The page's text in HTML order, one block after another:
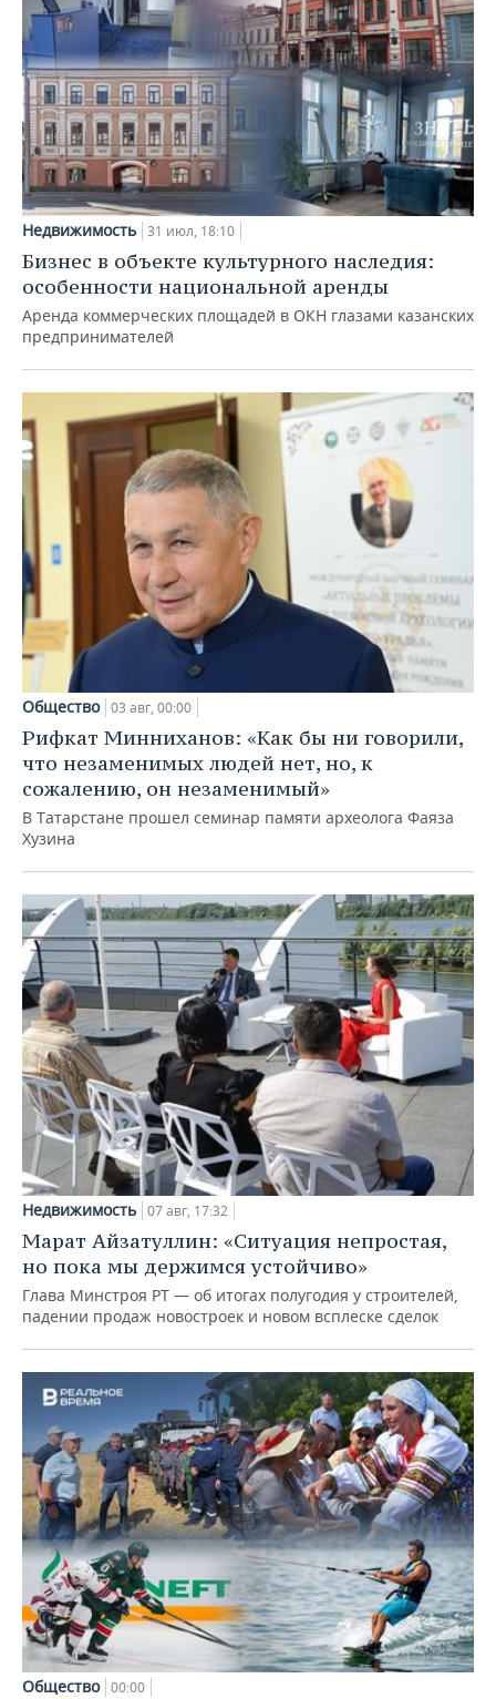
Недвижимость 31 июл, 18:10
Бизнес в объекте культурного наследия:
особенности национальной аренды
Аренда коммерческих площадей в ОКН глазами казанских
предпринимателей
Общество 03 авг, 00:00
Рифкат Минниханов: «Как бы ни говорили,
что незаменимых людей нет, но, к
сожалению, он незаменимый»
В Татарстане прошел семинар памяти археолога Фаяза
Хузина
Недвижимость 07 авг, 17:32
Марат Айзатуллин: «Ситуация непростая,
но пока мы держимся устойчиво»
Глава Минстроя РТ — об итогах полугодия у строителей,
падении продаж новостроек и новом всплеске сделок
Общество 00:00